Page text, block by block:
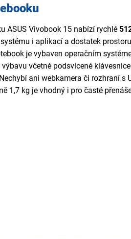
ASUS Vivobook 15 nabízí rychlé
i aplikací a dostatek
je vybaven operačním
včetně podsvícené
ani webkamera či rozhraní s
1,7 kg je vhodný i pro časté